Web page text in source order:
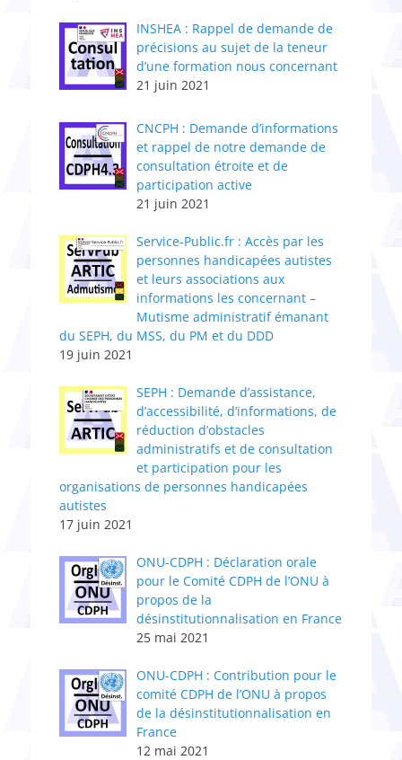
INSHEA : Rappel de demande de
précisions au sujet de la teneur
d’une formation nous concernant
21 juin 2021
CNCPH : Demande d’informations
et rappel de notre demande de
consultation étroite et de
participation active
21 juin 2021
Service-Public.fr : Accès par les
personnes handicapées autistes
et leurs associations aux
informations les concernant –
Mutisme administratif émanant
du SEPH, du MSS, du PM et du DDD
19 juin 2021
SEPH : Demande d’assistance,
d’accessibilité, d’informations, de
réduction d’obstacles
administratifs et de consultation
et participation pour les
organisations de personnes handicapées
autistes
17 juin 2021
ONU-CDPH : Déclaration orale
pour le Comité CDPH de l’ONU à
propos de la
désinstitutionnalisation en France
25 mai 2021
ONU-CDPH : Contribution pour le
comité CDPH de l’ONU à propos
de la désinstitutionnalisation en
France
12 mai 2021